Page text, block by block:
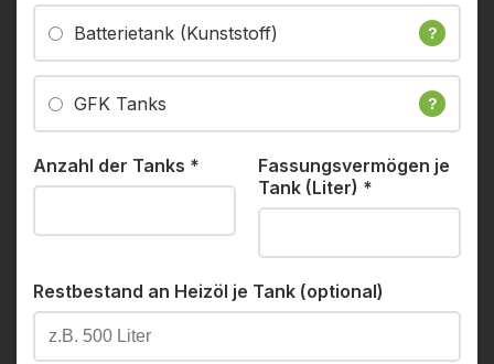
Batterietank (Kunststoff) ?
GFK Tanks ?
Anzahl der Tanks *
Fassungsvermögen je
Tank (Liter) *
Restbestand an Heizöl je Tank (optional)